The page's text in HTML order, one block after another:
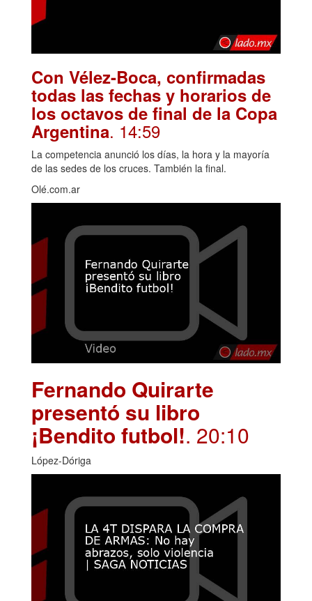
Con Vélez-Boca, confirmadas
todas las fechas y horarios de
los octavos de final de la Copa
Argentina. 14:59
La competencia anunció los días, la hora y la mayoría
de las sedes de los cruces. También la final.
Olé.com.ar
Fernando Quirarte
presentó su libro
¡Bendito futbol!. 20:10
López-Dóriga